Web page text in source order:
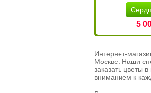
5
Интернет-
Москве. Наши
заказать цветы
вниманием к